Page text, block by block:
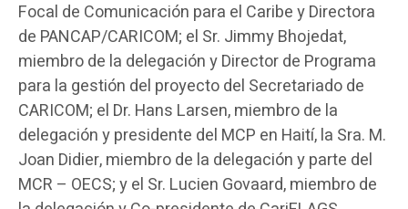
Focal de Comunicación para el Caribe y Directora
de PANCAP/CARICOM; el Sr. Jimmy Bhojedat,
miembro de la delegación y Director de Programa
para la gestión del proyecto del Secretariado de
CARICOM; el Dr. Hans Larsen, miembro de la
delegación y presidente del MCP en Haití, la Sra. M.
Joan Didier, miembro de la delegación y parte del
MCR – OECS; y el Sr. Lucien Govaard, miembro de